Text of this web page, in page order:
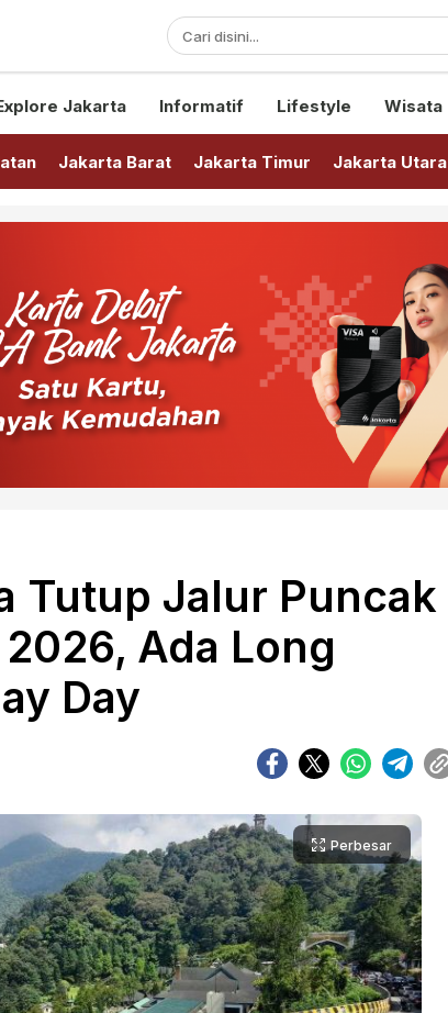
Disini!
Jakarta Informatif Lifestyle Wisata
Jakarta Barat Jakarta Timur Jakarta Utara
Tutup Jalur Puncak
Ada Long
Day
Perbesar